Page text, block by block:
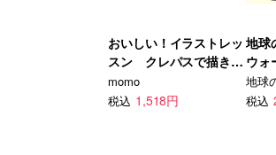
おいしい！イラストレッ
スン クレパスで描きま
した
momo
税込 1,518円
地球
ウォ
地球
税込